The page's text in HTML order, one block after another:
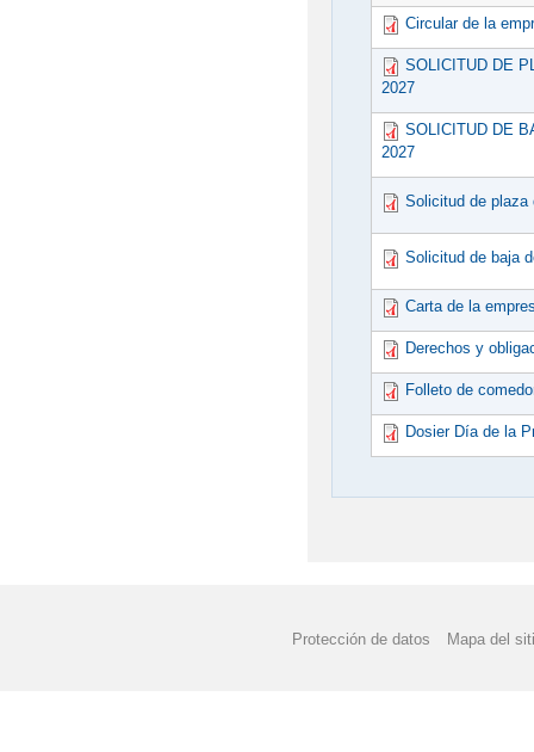
Circular de la
SOLICITUD DE
2027
SOLICITUD DE
2027
Solicitud de plaza
Solicitud de baja
Carta de la
Derechos y
Folleto de
Dosier Día de la
Protección de datos Mapa del